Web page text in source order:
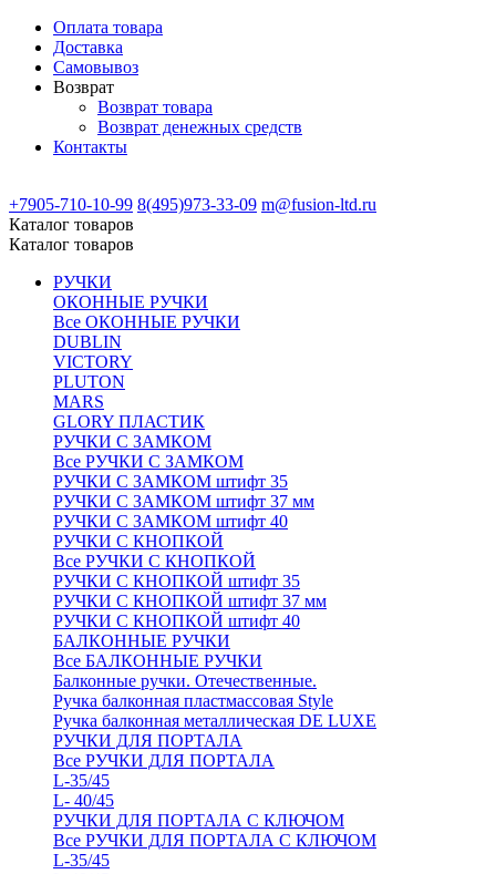
Оплата товара
Доставка
Самовывоз
Возврат
Возврат товара
Возврат денежных средств
Контакты
+7905-710-10-99 8(495)973-33-09 m@fusion-ltd.ru
Каталог товаров
Каталог товаров
РУЧКИ
ОКОННЫЕ РУЧКИ
Все ОКОННЫЕ РУЧКИ
DUBLIN
VICTORY
PLUTON
MARS
GLORY ПЛАСТИК
РУЧКИ С ЗАМКОМ
Все РУЧКИ С ЗАМКОМ
РУЧКИ С ЗАМКОМ штифт 35
РУЧКИ С ЗАМКОМ штифт 37 мм
РУЧКИ С ЗАМКОМ штифт 40
РУЧКИ С КНОПКОЙ
Все РУЧКИ С КНОПКОЙ
РУЧКИ С КНОПКОЙ штифт 35
РУЧКИ С КНОПКОЙ штифт 37 мм
РУЧКИ С КНОПКОЙ штифт 40
БАЛКОННЫЕ РУЧКИ
Все БАЛКОННЫЕ РУЧКИ
Балконные ручки. Отечественные.
Ручка балконная пластмассовая Style
Ручка балконная металлическая DE LUXE
РУЧКИ ДЛЯ ПОРТАЛА
Все РУЧКИ ДЛЯ ПОРТАЛА
L-35/45
L- 40/45
РУЧКИ ДЛЯ ПОРТАЛА С КЛЮЧОМ
Все РУЧКИ ДЛЯ ПОРТАЛА С КЛЮЧОМ
L-35/45